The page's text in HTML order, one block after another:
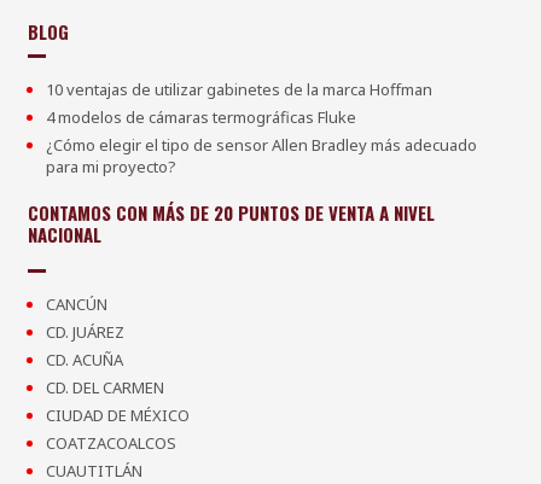
BLOG
10 ventajas de utilizar gabinetes de la marca Hoffman
4 modelos de cámaras termográficas Fluke
¿Cómo elegir el tipo de sensor Allen Bradley más adecuado
para mi proyecto?
CONTAMOS CON MÁS DE 20 PUNTOS DE VENTA A NIVEL
NACIONAL
CANCÚN
CD. JUÁREZ
CD. ACUÑA
CD. DEL CARMEN
CIUDAD DE MÉXICO
COATZACOALCOS
CUAUTITLÁN